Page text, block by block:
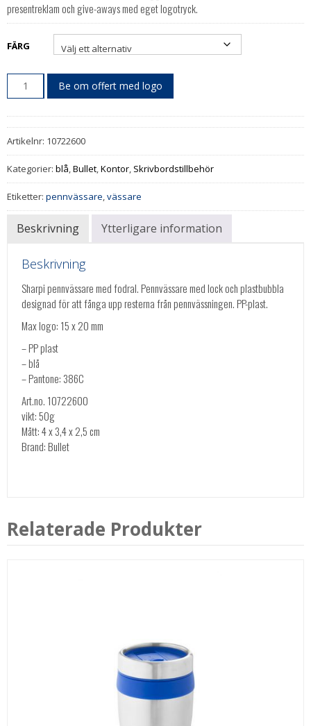
presentreklam och give-aways med eget logotryck.
FÄRG
Be om offert med logo
Artikelnr: 10722600
Kategorier: blå Bullet Kontor Skrivbordstillbehör
Etiketter: pennvässare vässare
Beskrivning Ytterligare information
Beskrivning
Sharpi pennvässare med fodral. Pennvässare med lock och plastbubbla
designad för att fånga upp resterna från pennvässningen. PP-plast.
Max logo: 15 x 20 mm
– PP plast
– blå
– Pantone: 386C
Art.no. 10722600
vikt: 50g
Mått: 4 x 3,4 x 2,5 cm
Brand: Bullet
Relaterade Produkter